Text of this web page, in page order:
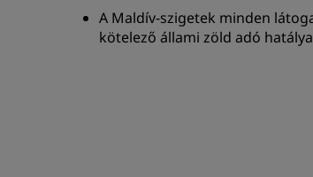
A Maldív-szigetek minden
kötelező állami zöld adó